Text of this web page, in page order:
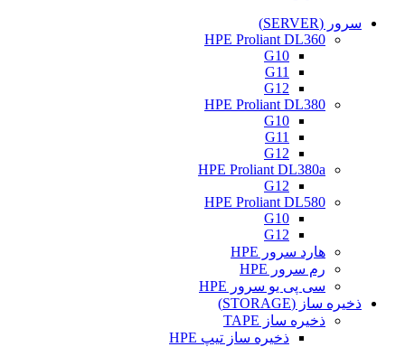
سرور (SERVER)
HPE Proliant DL360
G10
G11
G12
HPE Proliant DL380
G10
G11
G12
HPE Proliant DL380a
G12
HPE Proliant DL580
G10
G12
هارد سرور HPE
رم سرور HPE
سی پی یو سرور HPE
ذخیره ساز (STORAGE)
ذخیره ساز TAPE
ذخیره ساز تیپ HPE